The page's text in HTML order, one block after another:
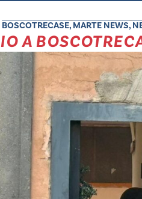
BOSCOTRECASE, MARTE NEWS,
A